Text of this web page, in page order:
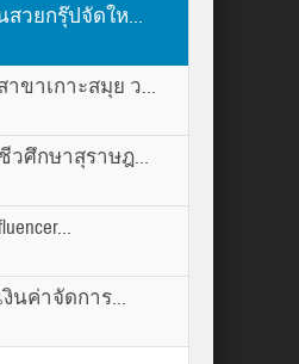
วยกรุ๊ปจัดให...
ขาเกาะสมุย ว...
วศึกษาสุราษฎ...
นค่าจัดการ...